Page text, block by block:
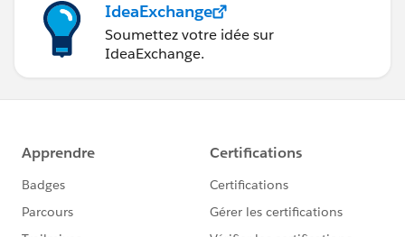
IdeaExchange
Soumettez votre idée sur
IdeaExchange.